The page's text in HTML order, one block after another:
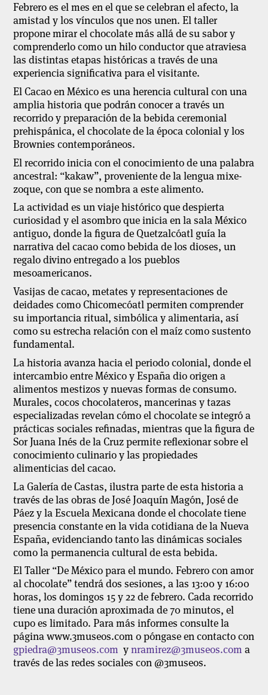
Febrero es el mes en el que se celebran el afecto, la
amistad y los vínculos que nos unen. El taller
propone mirar el chocolate más allá de su sabor y
comprenderlo como un hilo conductor que atraviesa
las distintas etapas históricas a través de una
experiencia significativa para el visitante.
El Cacao en México es una herencia cultural con una
amplia historia que podrán conocer a través un
recorrido y preparación de la bebida ceremonial
prehispánica, el chocolate de la época colonial y los
Brownies contemporáneos.
El recorrido inicia con el conocimiento de una palabra
ancestral: “kakaw”, proveniente de la lengua mixe-
zoque, con que se nombra a este alimento.
La actividad es un viaje histórico que despierta
curiosidad y el asombro que inicia en la sala México
antiguo, donde la figura de Quetzalcóatl guía la
narrativa del cacao como bebida de los dioses, un
regalo divino entregado a los pueblos
mesoamericanos.
Vasijas de cacao, metates y representaciones de
deidades como Chicomecóatl permiten comprender
su importancia ritual, simbólica y alimentaria, así
como su estrecha relación con el maíz como sustento
fundamental.
La historia avanza hacia el periodo colonial, donde el
intercambio entre México y España dio origen a
alimentos mestizos y nuevas formas de consumo.
Murales, cocos chocolateros, mancerinas y tazas
especializadas revelan cómo el chocolate se integró a
prácticas sociales refinadas, mientras que la figura de
Sor Juana Inés de la Cruz permite reflexionar sobre el
conocimiento culinario y las propiedades
alimenticias del cacao.
La Galería de Castas, ilustra parte de esta historia a
través de las obras de José Joaquín Magón, José de
Páez y la Escuela Mexicana donde el chocolate tiene
presencia constante en la vida cotidiana de la Nueva
España, evidenciando tanto las dinámicas sociales
como la permanencia cultural de esta bebida.
El Taller “De México para el mundo. Febrero con amor
al chocolate” tendrá dos sesiones, a las 13:00 y 16:00
horas, los domingos 15 y 22 de febrero. Cada recorrido
tiene una duración aproximada de 70 minutos, el
cupo es limitado. Para más informes consulte la
página www.3museos.com o póngase en contacto con
gpiedra@3museos.com ynramirez@3museos.com a
través de las redes sociales con @3museos.